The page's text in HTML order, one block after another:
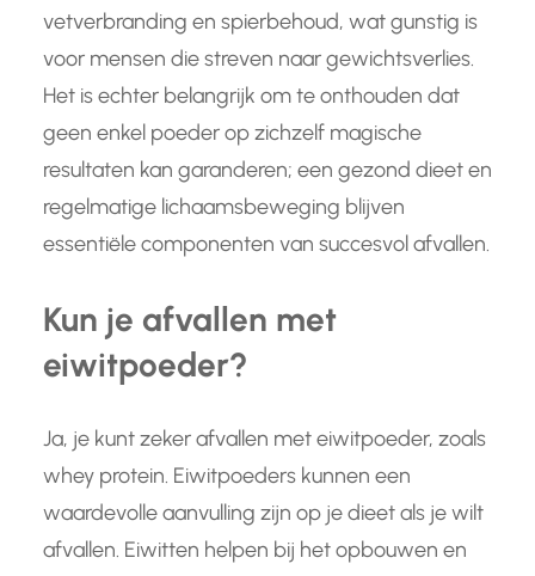
vetverbranding en spierbehoud, wat gunstig is
voor mensen die streven naar gewichtsverlies.
Het is echter belangrijk om te onthouden dat
geen enkel poeder op zichzelf magische
resultaten kan garanderen; een gezond dieet en
regelmatige lichaamsbeweging blijven
essentiële componenten van succesvol afvallen.
Kun je afvallen met
eiwitpoeder?
Ja, je kunt zeker afvallen met eiwitpoeder, zoals
whey protein. Eiwitpoeders kunnen een
waardevolle aanvulling zijn op je dieet als je wilt
afvallen. Eiwitten helpen bij het opbouwen en